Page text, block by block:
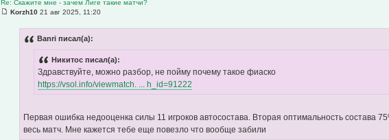
Re: Скажите мне - зачем Лиге такие матчи?
Korzh10 21 авг 2025, 11:20
Banri писал(а):
Никитос писал(а):
Здравствуйте, можно разбор, не пойму почему такое фиаско
https://vsol.info/viewmatch. ... h_id=91222
Первая ошибка недооценка силы 11 игроков автосостава. Вторая оптимальность состава
весь матч. Мне кажется тебе еще повезло что вообще забили